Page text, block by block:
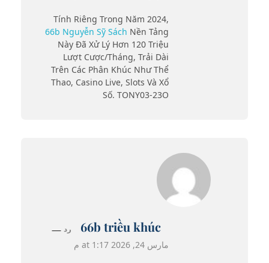
Tính Riêng Trong Năm 2024,
66b Nguyễn Sỹ Sách Nền Tảng
Này Đã Xử Lý Hơn 120 Triệu
Lượt Cược/tháng, Trải Dài
Trên Các Phân Khúc Như Thể
Thao, Casino Live, Slots Và Xổ
Số. TONY03-23O
66b triều khúc
مارس 24, 2026 at 1:17 م
رد